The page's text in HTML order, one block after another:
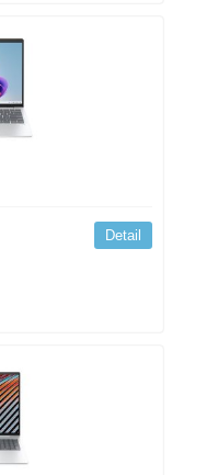
Detail